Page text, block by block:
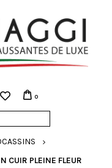
0
CUIR PLEINE FLEUR